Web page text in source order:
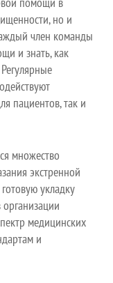
но и
член команды
и знать, как
пациентов, так и
множество
экстренной
укладку
медицинских
и